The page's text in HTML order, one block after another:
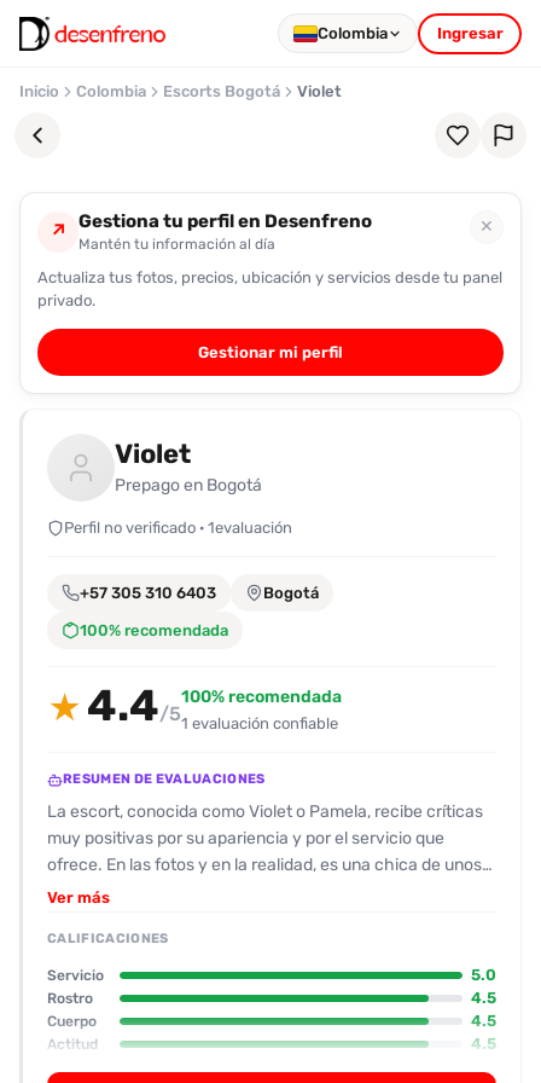
Colombia Ingresar
Inicio Colombia Escorts Bogotá Violet
Favoritos
Pronto
podrás
registrarte
guardar
favoritas
para
fácilmente.
↗ Gestiona tu perfil en Desenfreno
Mantén tu información al día
✕
Actualiza tus fotos, precios, ubicación y servicios desde tu panel
privado.
Gestionar mi perfil
Violet
Prepago en Bogotá
Perfil no verificado · 1evaluación
+57 305 310 6403 Bogotá
100% recomendada
★ 4.4/5
100% recomendada
1 evaluación confiable
RESUMEN DE EVALUACIONES
La escort, conocida como Violet o Pamela, recibe críticas
muy positivas por su apariencia y por el servicio que
ofrece. En las fotos y en la realidad, es una chica de unos
22 años, 1,55 m de altura, con un físico atractivo y un rostro
muy amable: responde rápido y no se queda en silencio ni
en el celular durante la cita, manteniendo una
conversación fluida. El encuentro se desarrolló en una
casa esquinera amarilla que parece regular, con un
pequeño costo de entrada y una habitación sencilla pero
funcional (TV, ventilador, espejo). El servicio principal fue
Ver más
CALIFICACIONES
Servicio 5.0
Rostro 4.5
Cuerpo 4.5
Actitud 4.5